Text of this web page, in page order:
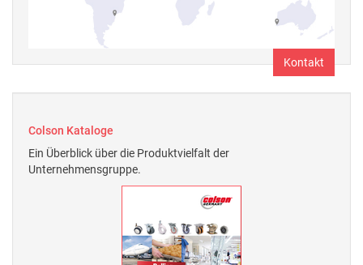
Kontakt
Colson Kataloge
Ein Überblick über die Produktvielfalt der
Unternehmensgruppe.